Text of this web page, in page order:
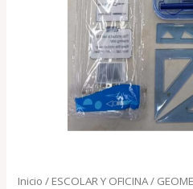
Inicio / ESCOLAR Y OFICINA/